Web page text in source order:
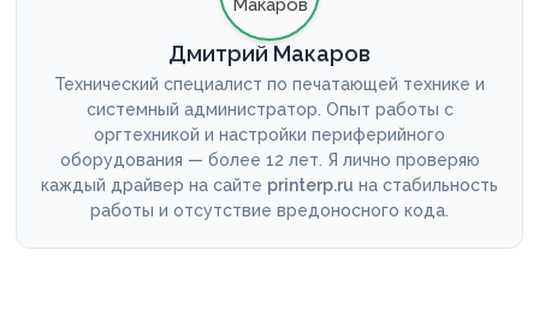
Дмитрий Макаров
Технический специалист по печатающей технике и
системный администратор. Опыт работы с
оргтехникой и настройки периферийного
оборудования — более 12 лет. Я лично проверяю
каждый драйвер на сайте printerp.ru на стабильность
работы и отсутствие вредоносного кода.